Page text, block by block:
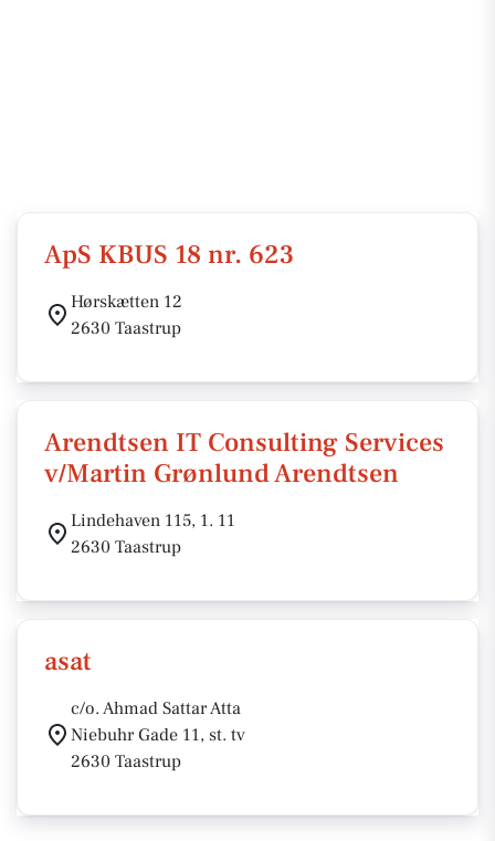
ApS KBUS 18 nr. 623
Hørskætten 12
2630 Taastrup
Arendtsen IT Consulting Services
v/Martin Grønlund Arendtsen
Lindehaven 115, 1. 11
2630 Taastrup
asat
c/o. Ahmad Sattar Atta
Niebuhr Gade 11, st. tv
2630 Taastrup